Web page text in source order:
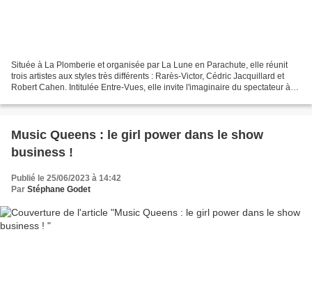
Située à La Plomberie et organisée par La Lune en Parachute, elle réunit
trois artistes aux styles très différents : Rarès-Victor, Cédric Jacquillard et
Robert Cahen. Intitulée Entre-Vues, elle invite l'imaginaire du spectateur à
Music Queens : le girl power dans le show
business !
Publié le 25/06/2023 à 14:42
Par Stéphane Godet